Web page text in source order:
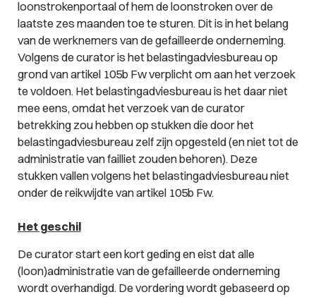
loonstrokenportaal of hem de loonstroken over de
laatste zes maanden toe te sturen. Dit is in het belang
van de werknemers van de gefailleerde onderneming.
Volgens de curator is het belastingadviesbureau op
grond van artikel 105b Fw verplicht om aan het verzoek
te voldoen. Het belastingadviesbureau is het daar niet
mee eens, omdat het verzoek van de curator
betrekking zou hebben op stukken die door het
belastingadviesbureau zelf zijn opgesteld (en niet tot de
administratie van failliet zouden behoren). Deze
stukken vallen volgens het belastingadviesbureau niet
onder de reikwijdte van artikel 105b Fw.
Het geschil
De curator start een kort geding en eist dat alle
(loon)administratie van de gefailleerde onderneming
wordt overhandigd. De vordering wordt gebaseerd op